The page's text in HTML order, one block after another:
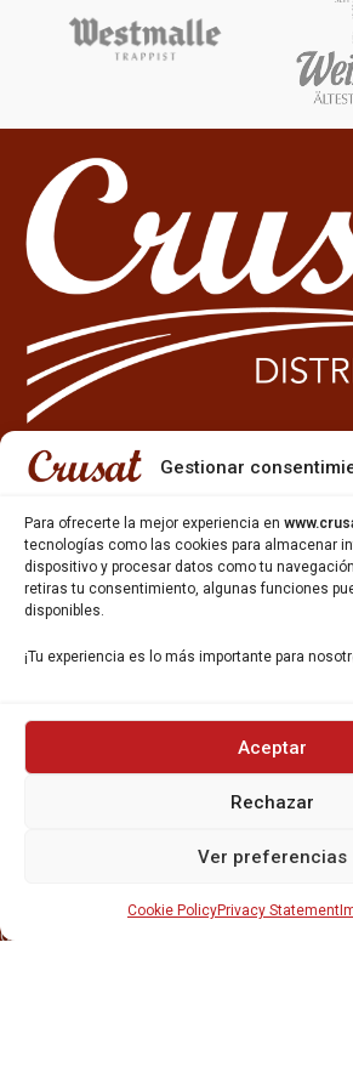
Gestionar
Para ofrecerte la mejor experiencia en
tecnologías como las cookies para almacenar
dispositivo y procesar datos como tu
retiras tu consentimiento, algunas funciones
disponibles.
¡Tu experiencia es lo más importante para
Aceptar
Rechazar
Ver preferencias
Cookie PolicyPrivacy Statement
Carrer Miquel Servet 10-12,
Gavà, 08850, Barcelona.
INICIO
CERVEZAS
REPARTO EN BARCELONA
CARTAS DE CERVEZAS Y VINO
CATAS Y FORMACIONES